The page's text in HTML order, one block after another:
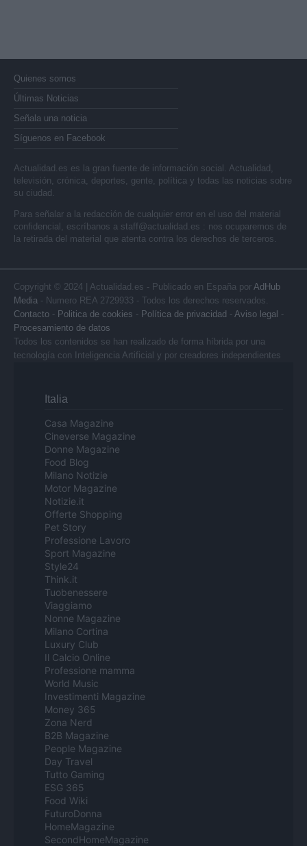
Quienes somos
Últimas Noticias
Señala una noticia
Síguenos en Facebook
Actualidad.es es la gran fuente de información social. Actualidad,
televisión, crónica, deportes, gente, política y todas las noticias sobre
su ciudad.
Para señalar a la redacción de cualquier error en el uso del material
confidencial, escríbanos a staff@actualidad.es : nos ocuparemos de
la retirada del material que atenta contra los derechos de terceros.
Copyright © 2024 | Actualidad.es - Publicado en España por AdHub
Media - Numero REA 2729933 - Todos los derechos reservados.
Contacto - Politica de cookies - Política de privacidad - Aviso legal -
Procesamiento de datos
Todos los contenidos se han realizado de forma híbrida por una
tecnología con Inteligencia Artificial y por creadores independientes
Italia
Casa Magazine
Cineverse Magazine
Donne Magazine
Food Blog
Milano Notizie
Motor Magazine
Notizie.it
Offerte Shopping
Pet Story
Professione Lavoro
Sport Magazine
Style24
Think.it
Tuobenessere
Viaggiamo
Nonne Magazine
Milano Cortina
Luxury Club
Il Calcio Online
Professione mamma
World Music
Investimenti Magazine
Money 365
Zona Nerd
B2B Magazine
People Magazine
Day Travel
Tutto Gaming
ESG 365
Food Wiki
FuturoDonna
HomeMagazine
SecondHomeMagazine